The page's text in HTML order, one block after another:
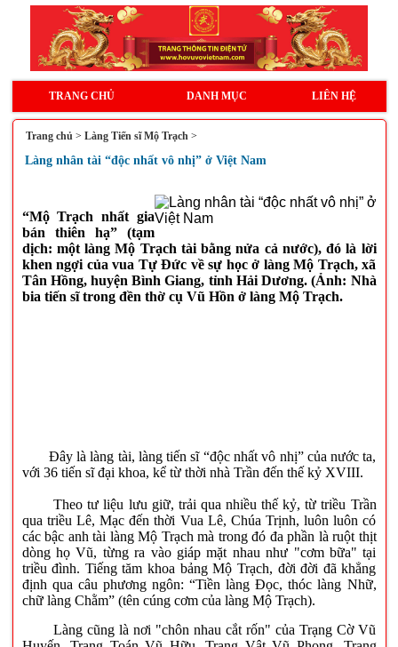
TRANG CHỦ DANH MỤC LIÊN HỆ
Trang chủ > Làng Tiến sĩ Mộ Trạch>
Làng nhân tài “độc nhất vô nhị” ở Việt Nam
“Mộ Trạch nhất gia
bán thiên hạ” (tạm
dịch: một làng Mộ Trạch tài bằng nửa cả nước), đó là lời
khen ngợi của vua Tự Đức về sự học ở làng Mộ Trạch, xã
Tân Hồng, huyện Bình Giang, tỉnh Hải Dương. (Ảnh: Nhà
bia tiến sĩ trong đền thờ cụ Vũ Hồn ở làng Mộ Trạch.
Đây là làng tài, làng tiến sĩ “độc nhất vô nhị” của nước ta,
với 36 tiến sĩ đại khoa, kể từ thời nhà Trần đến thế kỷ XVIII.
Theo tư liệu lưu giữ, trải qua nhiều thế kỷ, từ triều Trần
qua triều Lê, Mạc đến thời Vua Lê, Chúa Trịnh, luôn luôn có
các bậc anh tài làng Mộ Trạch mà trong đó đa phần là ruột thịt
dòng họ Vũ, từng ra vào giáp mặt nhau như "cơm bữa" tại
triều đình. Tiếng tăm khoa bảng Mộ Trạch, đời đời đã khẳng
định qua câu phương ngôn: “Tiền làng Đọc, thóc làng Nhữ,
chữ làng Chằm” (tên cúng cơm của làng Mộ Trạch).
Làng cũng là nơi "chôn nhau cắt rốn" của Trạng Cờ Vũ